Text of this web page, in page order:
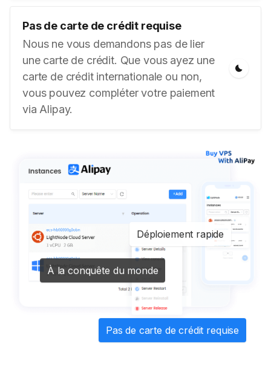
Pas de carte de crédit requise
Nous ne vous demandons pas de lier
une carte de crédit. Que vous ayez une
carte de crédit internationale ou non,
vous pouvez compléter votre paiement
via Alipay.
Déploiement rapide
À la conquête du monde
Pas de carte de crédit requise